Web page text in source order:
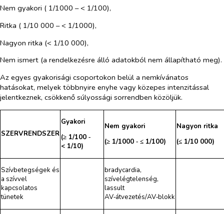
Nem gyakori ( 1/1000 – < 1/100),
Ritka ( 1/10 000 – < 1/1000),
Nagyon ritka (< 1/10 000),
Nem ismert (a rendelkezésre álló adatokból nem állapítható meg).
Az egyes gyakorisági csoportokon belül a nemkívánatos
hatásokat, melyek többnyire enyhe vagy közepes intenzitással
jelentkeznek, csökkenő súlyossági sorrendben közöljük.
SZERVRENDSZER
Gyakori
(≥ 1/100 ‑
< 1/10)
Nem gyakori
(≥ 1/1000 ‑ ≤ 1/100)
Nagyon ritka
(≤ 1/10 000)
Szívbetegségek és
a szívvel
kapcsolatos
tünetek
bradycardia,
szívelégtelenség,
lassult
AV‑átvezetés/AV‑blokk